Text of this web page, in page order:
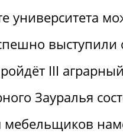
университета
выступили
III
Зауралья